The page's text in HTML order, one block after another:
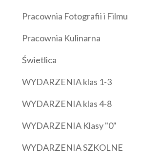
Pracownia Fotografii i Filmu
Pracownia Kulinarna
Świetlica
WYDARZENIA klas 1-3
WYDARZENIA klas 4-8
WYDARZENIA Klasy "0"
WYDARZENIA SZKOLNE